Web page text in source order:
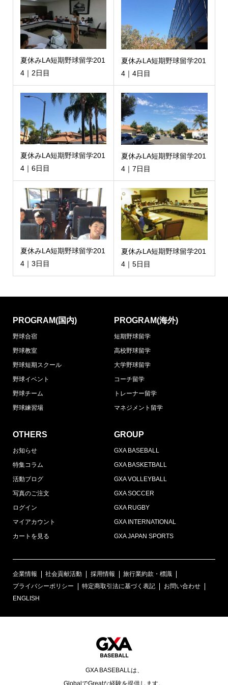
夏休みLA短期野球留学201
4｜2日目
夏休みLA短期野球留学201
4｜4日目
夏休みLA短期野球留学201
4｜6日目
夏休みLA短期野球留学201
4｜7日目
夏休みLA短期野球留学201
4｜3日目
夏休みLA短期野球留学201
4｜5日目
PROGRAM(国内)
野球合宿
野球教室
野球短期スクール
野球イベント
野球チーム
野球練習場
PROGRAM(海外)
短期野球留学
高校野球留学
大学野球留学
コーチ留学
トレーナー留学
マネジメント留学
OTHERS
お知らせ
特集コラム
活動ブログ
写真のご注文
ログイン
マイアカウント
カートを見る
GROUP
GXA BASEBALL
GXA BASKETBALL
GXA VOLLEYBALL
GXA SOCCER
GXA RUGBY
GXA INTERNATIONAL
GXA JAPAN SPORTS
企業情報 社会貢献活動 採用情報
旅行業約款・標識
プライバシーポリシー
特定商取引法に基づく表記
お問い合わせ
ENGLISH
GXA BASEBALLは、